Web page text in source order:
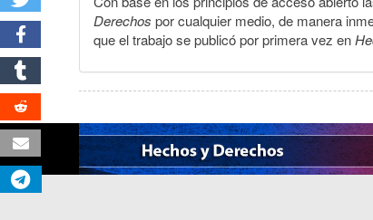
Derechos por cualquier medio, de manera
que el trabajo se publicó por primera vez en